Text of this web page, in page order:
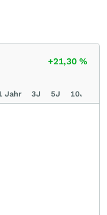
+21,30%
Jahr 3J 5J 10J